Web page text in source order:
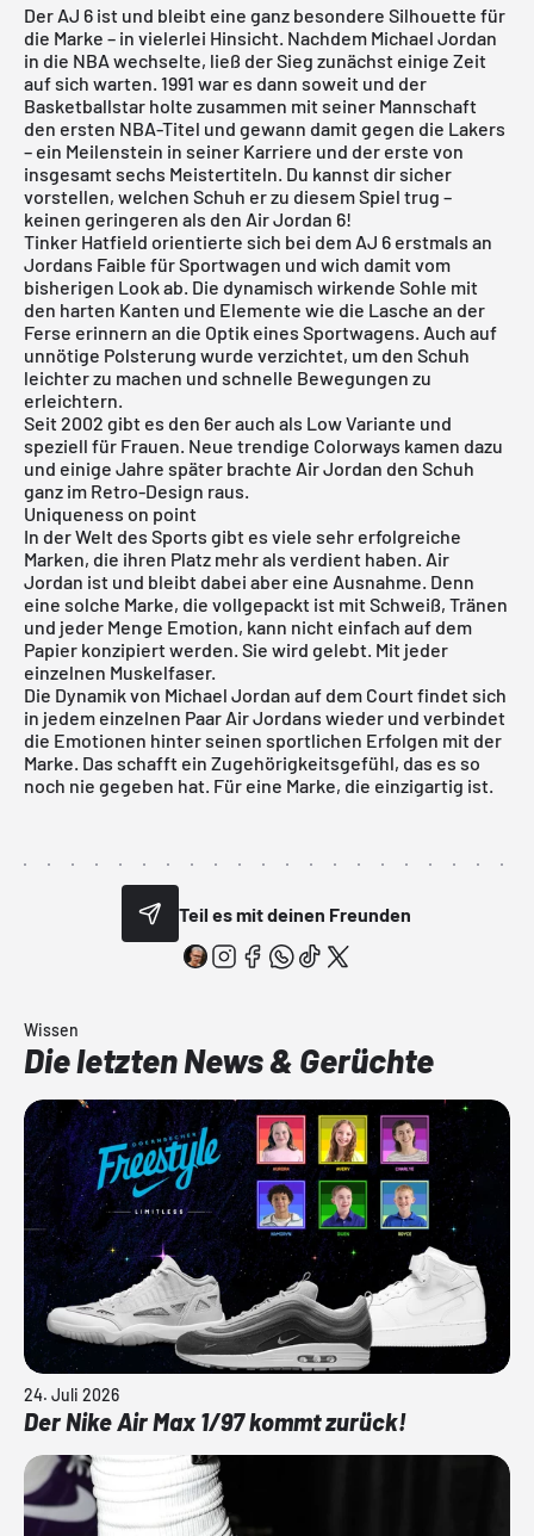
Der AJ 6 ist und bleibt eine ganz besondere Silhouette für
die Marke – in vielerlei Hinsicht. Nachdem Michael Jordan
in die NBA wechselte, ließ der Sieg zunächst einige Zeit
auf sich warten. 1991 war es dann soweit und der
Basketballstar holte zusammen mit seiner Mannschaft
den ersten NBA-Titel und gewann damit gegen die Lakers
– ein Meilenstein in seiner Karriere und der erste von
insgesamt sechs Meistertiteln. Du kannst dir sicher
vorstellen, welchen Schuh er zu diesem Spiel trug –
keinen geringeren als den Air Jordan 6!
Tinker Hatfield orientierte sich bei dem AJ 6 erstmals an
Jordans Faible für Sportwagen und wich damit vom
bisherigen Look ab. Die dynamisch wirkende Sohle mit
den harten Kanten und Elemente wie die Lasche an der
Ferse erinnern an die Optik eines Sportwagens. Auch auf
unnötige Polsterung wurde verzichtet, um den Schuh
leichter zu machen und schnelle Bewegungen zu
erleichtern.
Seit 2002 gibt es den 6er auch als Low Variante und
speziell für Frauen. Neue trendige Colorways kamen dazu
und einige Jahre später brachte Air Jordan den Schuh
ganz im Retro-Design raus.
Uniqueness on point
In der Welt des Sports gibt es viele sehr erfolgreiche
Marken, die ihren Platz mehr als verdient haben. Air
Jordan ist und bleibt dabei aber eine Ausnahme. Denn
eine solche Marke, die vollgepackt ist mit Schweiß, Tränen
und jeder Menge Emotion, kann nicht einfach auf dem
Papier konzipiert werden. Sie wird gelebt. Mit jeder
einzelnen Muskelfaser.
Die Dynamik von Michael Jordan auf dem Court findet sich
in jedem einzelnen Paar Air Jordans wieder und verbindet
die Emotionen hinter seinen sportlichen Erfolgen mit der
Marke. Das schafft ein Zugehörigkeitsgefühl, das es so
noch nie gegeben hat. Für eine Marke, die einzigartig ist.
Teil es mit deinen Freunden
Wissen
Die letzten News & Gerüchte
24. Juli 2026
Der Nike Air Max 1/97 kommt zurück!